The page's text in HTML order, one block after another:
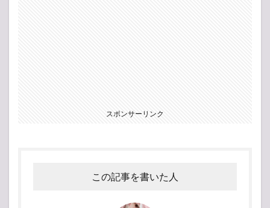
スポンサーリンク
この記事を書いた人